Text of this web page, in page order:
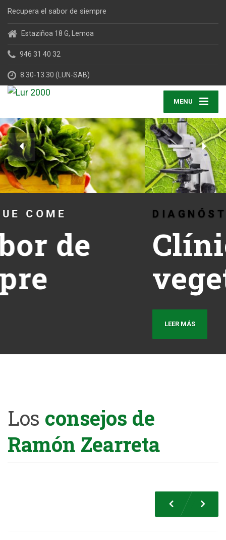
Recupera el sabor de siempre
Estaziñoa 18 G, Lemoa
946 31 40 32
8.30-13.30 (LUN-SAB)
MENU
DIAGNÓSTICO GRATUITO
Clínica
vegetal
Los consejos de
Ramón Zearreta
Previous